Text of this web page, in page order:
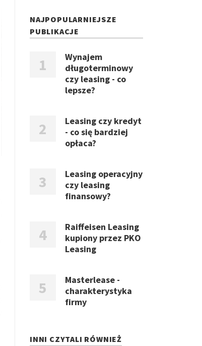
NAJPOPULARNIEJSZE
PUBLIKACJE
Wynajem
długoterminowy
czy leasing - co
lepsze?
Leasing czy kredyt
- co się bardziej
opłaca?
Leasing operacyjny
czy leasing
finansowy?
Raiffeisen Leasing
kupiony przez PKO
Leasing
Masterlease -
charakterystyka
firmy
INNI CZYTALI RÓWNIEŻ